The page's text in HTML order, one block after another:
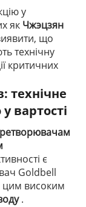
у
як Чжэцзян
що
технічну
критичних
технічне
вартості
є
Goldbell
цим високим
.